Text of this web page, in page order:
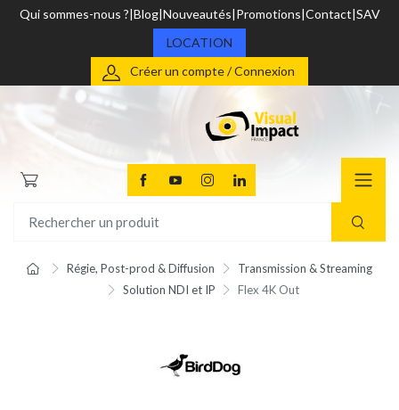
Qui sommes-nous ? Blog Nouveautés Promotions Contact SAV
LOCATION
Créer un compte / Connexion
Régie, Post-prod & Diffusion
Transmission & Streaming
Solution NDI et IP
Flex 4K Out